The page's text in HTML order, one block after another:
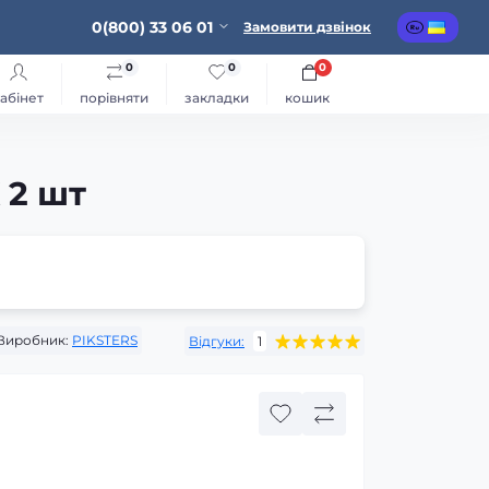
0(800) 33 06 01 Замовити дзвінок
порівняти
0
закладки
0
кошик
0
2 шт
PIKSTERS Відгуки: 1